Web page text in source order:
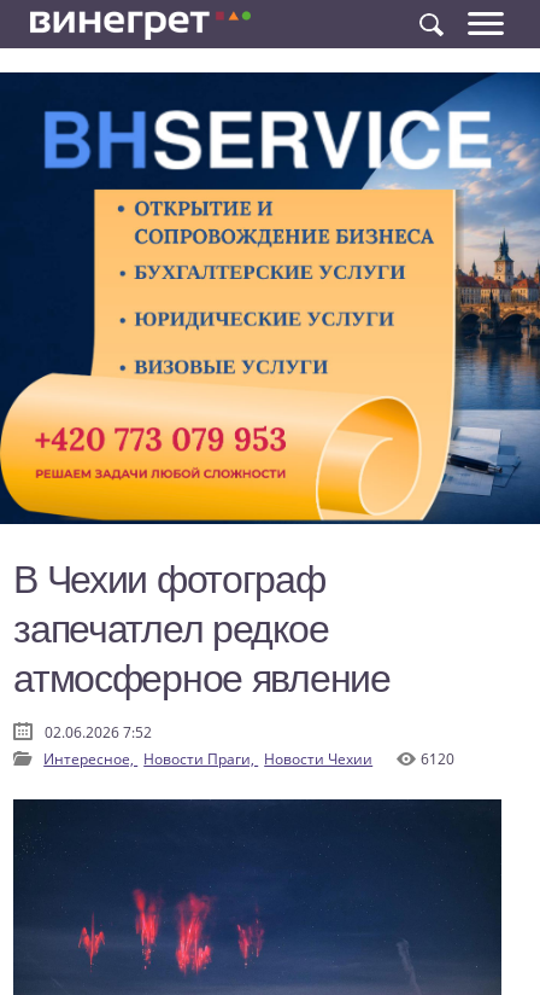
В Чехии фотограф
запечатлел редкое
атмосферное явление
02.06.2026 7:52
Интересное, Новости Праги, Новости Чехии 6120